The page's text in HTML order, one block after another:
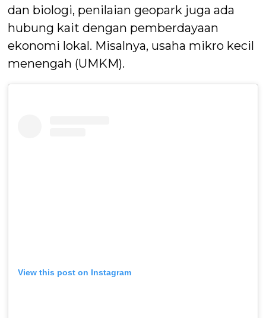
dan biologi, penilaian geopark juga ada
hubung kait dengan pemberdayaan
ekonomi lokal. Misalnya, usaha mikro kecil
menengah (UMKM).
View this post on Instagram